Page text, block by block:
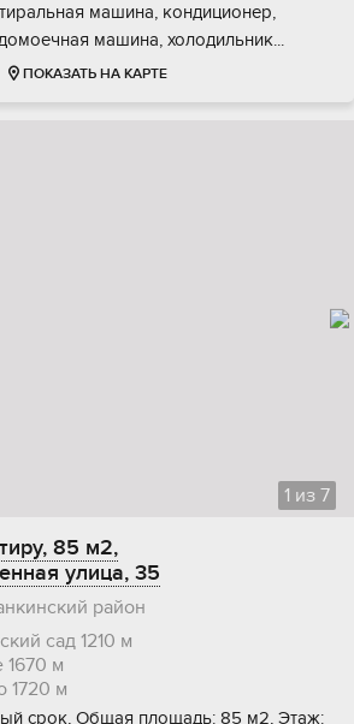
машина, кондиционер,
машина, холодильник...
ПОКАЗАТЬ НА КАРТЕ
1 из 7
85 м2,
улица, 35
район
сад 1210 м
1670 м
1720 м
срок, Общая площадь: 85 м2, Этаж: